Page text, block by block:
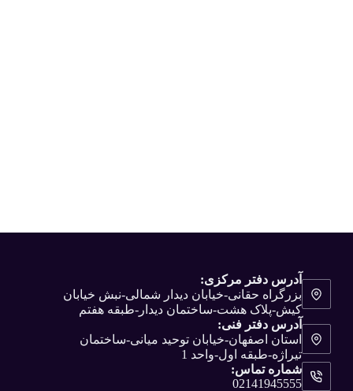
آدرس دفتر مرکزی:
بزرگراه حقانی-خیابان دیدار شمالی-نبش خیابان
کیش-پلاک هشت-ساختمان دیدار-طبقه هفتم
آدرس دفتر فنی:
استان اصفهان-خیابان توحید میانی-ساختمان
تیراژه-طبقه اول-واحد 1
شماره تماس:
02141945555